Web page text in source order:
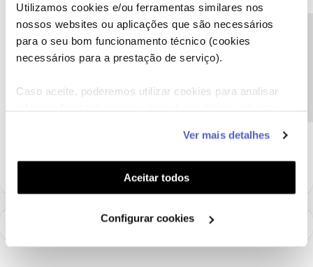
Utilizamos cookies e/ou ferramentas similares nos
nossos websites ou aplicações que são necessários
para o seu bom funcionamento técnico (cookies
necessários para a prestação de serviço).
Caso aceite, poderemos utilizar cookies para analisar
funcionalidades (cookies de personalização e
funcionalidade) e adaptar anúncios aos seus interesses
(cookies de publicidade personalizada). Pode gerir a
utilização dos cookies clicando em "Configurar
Ver mais detalhes
Aceitar todos
Configurar cookies
Jose Rodrigues Forum|Forum|7 years ago
Acho que já descobri o que se passa, tive um serviço em 2010
noutra morada que entretanto foi cancelado e pelos vistos está lá
haja problemas com a fatura deste novo serviço.Certamente que